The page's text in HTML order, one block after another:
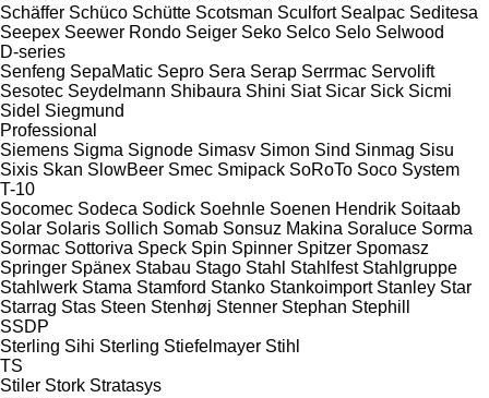
Schäffer Schüco Schütte Scotsman Sculfort Sealpac Seditesa
Seepex Seewer Rondo Seiger Seko Selco Selo Selwood
D-series
Senfeng SepaMatic Sepro Sera Serap Serrmac Servolift
Sesotec Seydelmann Shibaura Shini Siat Sicar Sick Sicmi
Sidel Siegmund
Professional
Siemens Sigma Signode Simasv Simon Sind Sinmag Sisu
Sixis Skan SlowBeer Smec Smipack SoRoTo Soco System
T-10
Socomec Sodeca Sodick Soehnle Soenen Hendrik Soitaab
Solar Solaris Sollich Somab Sonsuz Makina Soraluce Sorma
Sormac Sottoriva Speck Spin Spinner Spitzer Spomasz
Springer Spänex Stabau Stago Stahl Stahlfest Stahlgruppe
Stahlwerk Stama Stamford Stanko Stankoimport Stanley Star
Starrag Stas Steen Stenhøj Stenner Stephan Stephill
SSDP
Sterling Sihi Sterling Stiefelmayer Stihl
TS
Stiler Stork Stratasys